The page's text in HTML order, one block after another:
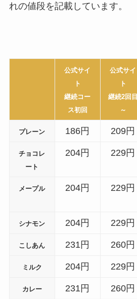
れの値段を記載しています。
公式サイ
ト
継続コー
ス初回
公式サイ
ト
継続2回目
～
プレーン 186円 209円
チョコレ
ート
204円 229円
メープル 204円 229円
シナモン 204円 229円
こしあん 231円 260円
ミルク 204円 229円
カレー 231円 260円